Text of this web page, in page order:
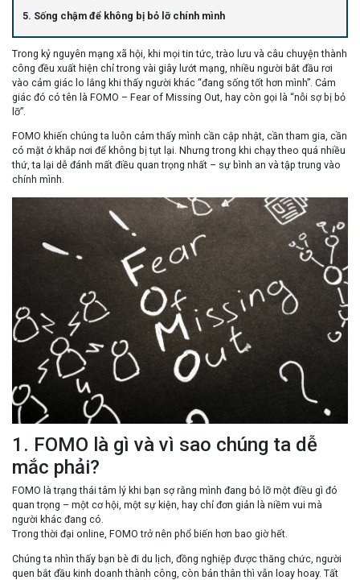
5. Sống chậm để không bị bỏ lỡ chính mình
Trong kỷ nguyên mạng xã hội, khi mọi tin tức, trào lưu và câu chuyện thành
công đều xuất hiện chỉ trong vài giây lướt mạng, nhiều người bắt đầu rơi
vào cảm giác lo lắng khi thấy người khác “đang sống tốt hơn mình”. Cảm
giác đó có tên là FOMO – Fear of Missing Out , hay còn gọi là “nỗi sợ bị bỏ
lỡ”.
FOMO khiến chúng ta luôn cảm thấy mình cần cập nhật, cần tham gia, cần
có mặt ở khắp nơi để không bị tụt lại. Nhưng trong khi chạy theo quá nhiều
thứ, ta lại dễ đánh mất điều quan trọng nhất – sự bình an và tập trung vào
chính mình.
1. FOMO là gì và vì sao chúng ta dễ
mắc phải?
FOMO là trạng thái tâm lý khi bạn sợ rằng mình đang bỏ lỡ một điều gì đó
quan trọng – một cơ hội, một sự kiện, hay chỉ đơn giản là niềm vui mà
người khác đang có.
Trong thời đại online, FOMO trở nên phổ biến hơn bao giờ hết.
Chúng ta nhìn thấy bạn bè đi du lịch, đồng nghiệp được thăng chức, người
quen bắt đầu kinh doanh thành công, còn bản thân thì vẫn loay hoay. Tất